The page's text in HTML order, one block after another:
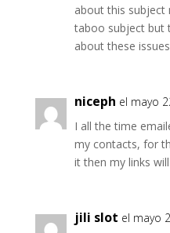
about this
taboo subject but
about these
niceph el mayo
I all the time
my contacts, for
it then my links
jili slot el mayo